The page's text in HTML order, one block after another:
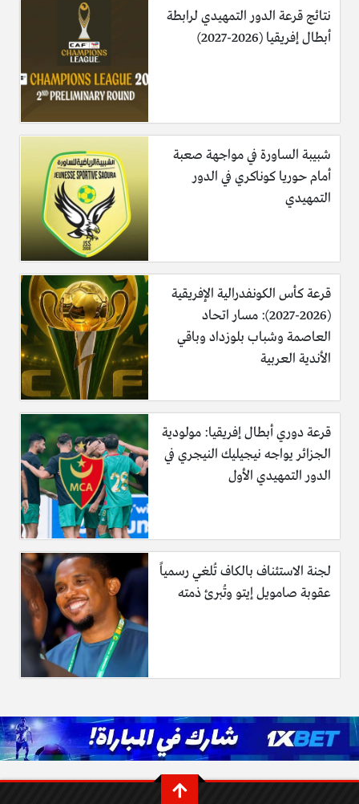
نتائج قرعة الدور التمهيدي لرابطة
أبطال إفريقيا (2026-2027)
شبيبة الساورة في مواجهة صعبة
أمام حوريا كوناكري في الدور
التمهيدي
قرعة كأس الكونفدرالية الإفريقية
(2026-2027): مسار اتحاد
العاصمة وشباب بلوزداد وباقي
الأندية العربية
قرعة دوري أبطال إفريقيا: مولودية
الجزائر يواجه نيجيليك النيجري في
الدور التمهيدي الأول
لجنة الاستئناف بالكاف تُلغي رسمياً
عقوبة صامويل إيتو وتُبرئ ذمته